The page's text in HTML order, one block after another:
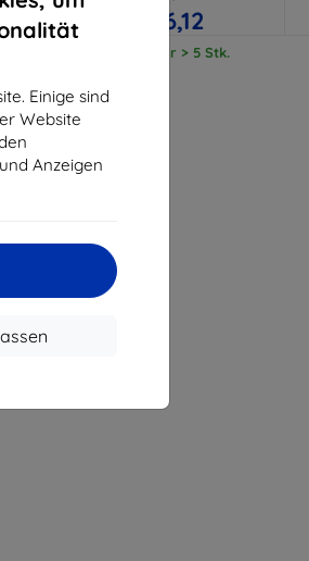
Einige sind
Website
Anzeigen
€ 16,12
Auf Lager > 5 Stk.